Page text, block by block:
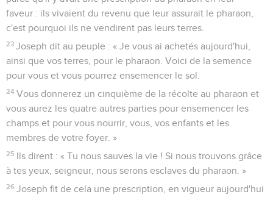
faveur : ils vivaient du revenu que leur assurait le pharaon,
c'est pourquoi ils ne vendirent pas leurs terres.
23 Joseph dit au peuple : « Je vous ai achetés aujourd'hui,
ainsi que vos terres, pour le pharaon. Voici de la semence
pour vous et vous pourrez ensemencer le sol.
24 Vous donnerez un cinquième de la récolte au pharaon et
vous aurez les quatre autres parties pour ensemencer les
champs et pour vous nourrir, vous, vos enfants et les
membres de votre foyer. »
25 Ils dirent : « Tu nous sauves la vie ! Si nous trouvons grâce
à tes yeux, seigneur, nous serons esclaves du pharaon. »
26 Joseph fit de cela une prescription, en vigueur aujourd'hui